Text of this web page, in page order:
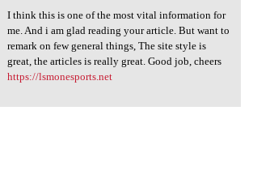
think this is one of the
I think this is one of the most vital information for
me. And i am glad reading your article. But want to
remark on few general things, The site style is
great, the articles is really great. Good job, cheers
https://lsmonesports.net